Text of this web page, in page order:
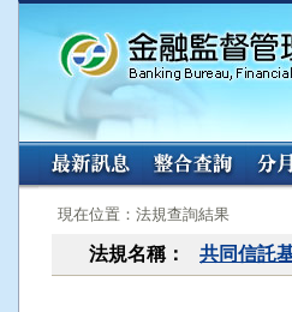
:::
現在位置：法規查詢結果
法規名稱： 共同信託